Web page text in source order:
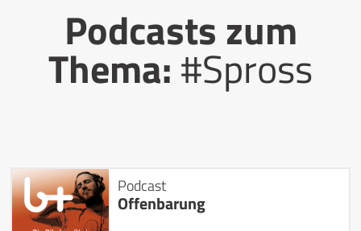
Podcasts zum
Thema:#Spross
Podcast
Offenbarung